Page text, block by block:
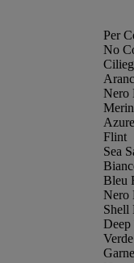
Per
No
Nero
Azure
Flint
Sea
Bleu
Nero
Shell
Deep